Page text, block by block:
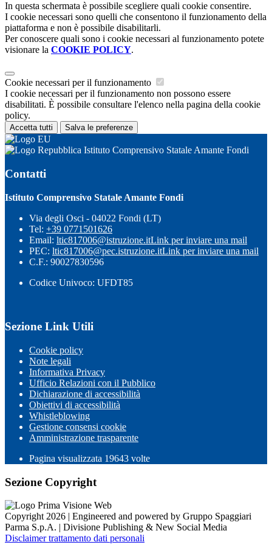
In questa schermata è possibile scegliere quali cookie consentire.
I cookie necessari sono quelli che consentono il funzionamento della
piattaforma e non è possibile disabilitarli.
Per conoscere quali sono i cookie necessari al funzionamento potete
visionare la COOKIE POLICY.
Cookie necessari per il funzionamento
I cookie necessari per il funzionamento non possono essere
disabilitati. È possibile consultare l'elenco nella pagina della cookie
policy.
Accetta tutti Salva le preferenze
Istituto Comprensivo Statale Amante Fondi
Contatti
Istituto Comprensivo Statale Amante Fondi
Via degli Osci - 04022 Fondi (LT)
Tel: +39 0771501626
Email: ltic817006@istruzione.itLink per inviare una mail
PEC: ltic817006@pec.istruzione.itLink per inviare una mail
C.F.: 90027830596
Codice Univoco: UFDT85
Sezione Link Utili
Cookie policy
Note legali
Informativa Privacy
Ufficio Relazioni con il Pubblico
Dichiarazione di accessibilità
Obiettivi di accessibilità
Whistleblowing
Gestione consensi cookie
Amministrazione trasparente
Pagina visualizzata 19643 volte
Sezione Copyright
Copyright 2026 | Engineered and powered by Gruppo Spaggiari
Parma S.p.A. | Divisione Publishing & New Social Media
Disclaimer trattamento dati personali